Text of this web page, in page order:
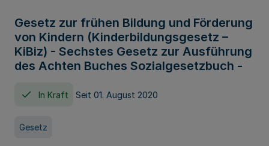
Gesetz zur frühen Bildung und Förderung
von Kindern (Kinderbildungsgesetz –
KiBiz) - Sechstes Gesetz zur Ausführung
des Achten Buches Sozialgesetzbuch -
In Kraft Seit 01. August 2020
Gesetz